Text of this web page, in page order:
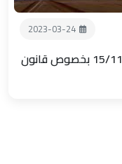
2023-03-24
مقطع من خطبة المرجعية يوم 15/11/2019 بخصوص قانون